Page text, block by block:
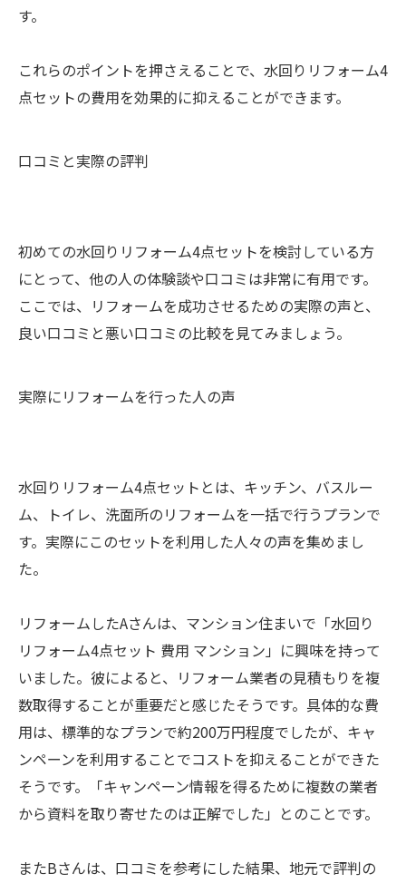
す。
これらのポイントを押さえることで、水回りリフォーム4
点セットの費用を効果的に抑えることができます。
口コミと実際の評判
初めての水回りリフォーム4点セットを検討している方
にとって、他の人の体験談や口コミは非常に有用です。
ここでは、リフォームを成功させるための実際の声と、
良い口コミと悪い口コミの比較を見てみましょう。
実際にリフォームを行った人の声
水回りリフォーム4点セットとは、キッチン、バスルー
ム、トイレ、洗面所のリフォームを一括で行うプランで
す。実際にこのセットを利用した人々の声を集めまし
た。
リフォームしたAさんは、マンション住まいで「水回り
リフォーム4点セット 費用 マンション」に興味を持って
いました。彼によると、リフォーム業者の見積もりを複
数取得することが重要だと感じたそうです。具体的な費
用は、標準的なプランで約200万円程度でしたが、キャ
ンペーンを利用することでコストを抑えることができた
そうです。「キャンペーン情報を得るために複数の業者
から資料を取り寄せたのは正解でした」とのことです。
またBさんは、口コミを参考にした結果、地元で評判の